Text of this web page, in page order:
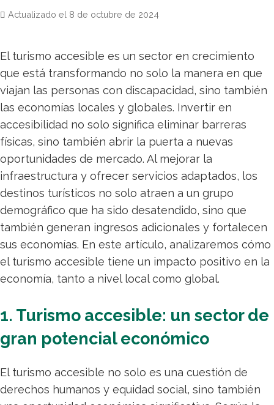
Actualizado el 8 de octubre de 2024
El turismo accesible es un sector en crecimiento
que está transformando no solo la manera en que
viajan las personas con discapacidad, sino también
las economías locales y globales. Invertir en
accesibilidad no solo significa eliminar barreras
físicas, sino también abrir la puerta a nuevas
oportunidades de mercado. Al mejorar la
infraestructura y ofrecer servicios adaptados, los
destinos turísticos no solo atraen a un grupo
demográfico que ha sido desatendido, sino que
también generan ingresos adicionales y fortalecen
sus economías. En este artículo, analizaremos cómo
el turismo accesible tiene un impacto positivo en la
economía, tanto a nivel local como global.
1. Turismo accesible: un sector de
gran potencial económico
El turismo accesible no solo es una cuestión de
derechos humanos y equidad social, sino también